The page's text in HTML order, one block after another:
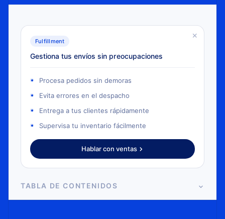
×
Fulfillment
Gestiona tus envíos sin preocupaciones
Procesa pedidos sin demoras
Evita errores en el despacho
Entrega a tus clientes rápidamente
Supervisa tu inventario fácilmente
Hablar con ventas
TABLA DE CONTENIDOS